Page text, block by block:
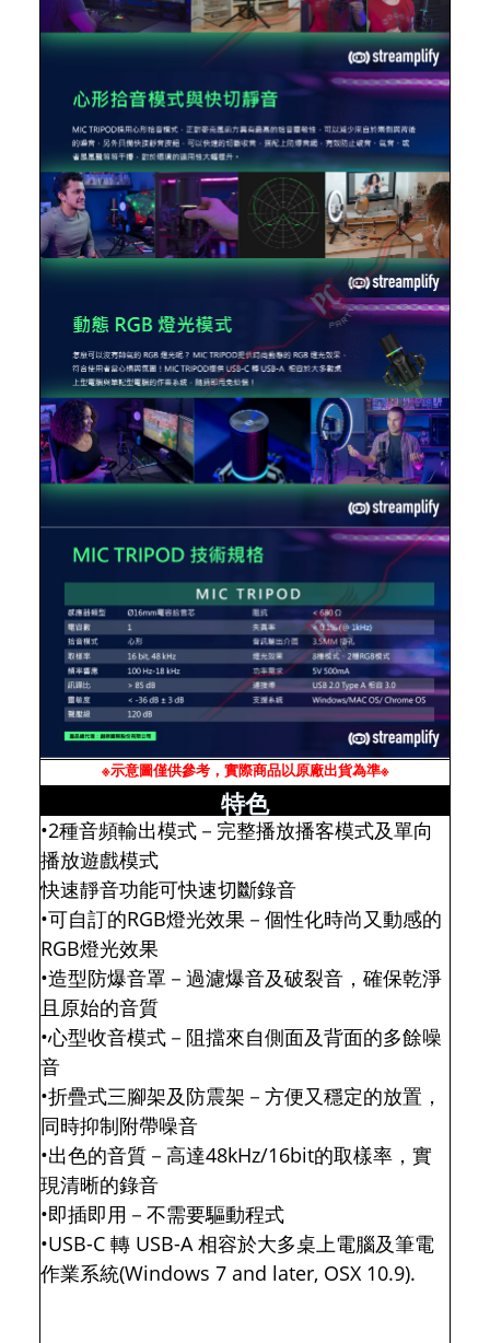
※示意圖僅供參考，實際商品以原廠出貨為準※
特色
•2種音頻輸出模式－完整播放播客模式及單向
播放遊戲模式
快速靜音功能可快速切斷錄音
•可自訂的RGB燈光效果－個性化時尚又動感的
RGB燈光效果
•造型防爆音罩－過濾爆音及破裂音，確保乾淨
且原始的音質
•心型收音模式－阻擋來自側面及背面的多餘噪
音
•折疊式三腳架及防震架－方便又穩定的放置，
同時抑制附帶噪音
•出色的音質－高達48kHz/16bit的取樣率，實
現清晰的錄音
•即插即用－不需要驅動程式
•USB-C 轉 USB-A 相容於大多桌上電腦及筆電
作業系統(Windows 7 and later, OSX 10.9).